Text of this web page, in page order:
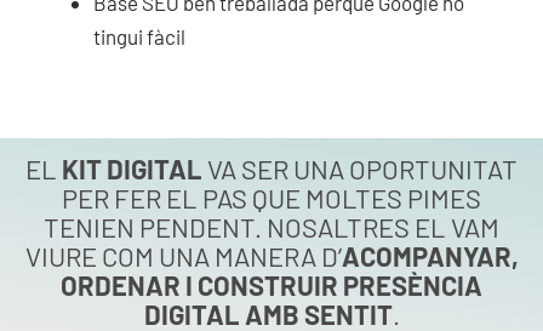
tingui fàcil
EL KIT DIGITAL VA SER UNA OPORTUNITAT
PER FER EL PAS QUE MOLTES PIMES
TENIEN PENDENT. NOSALTRES EL VAM
VIURE COM UNA MANERA D’ACOMPANYAR,
ORDENAR I CONSTRUIR PRESÈNCIA
DIGITAL AMB SENTIT.